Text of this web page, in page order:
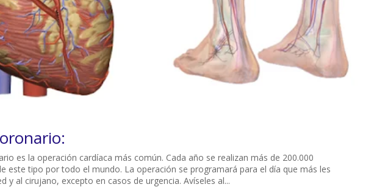
es la operación cardíaca más común. Cada año se realizan más de 200.000
este tipo por todo el mundo. La operación se programará para el día que más les
y al cirujano, excepto en casos de urgencia. Avíseles al...